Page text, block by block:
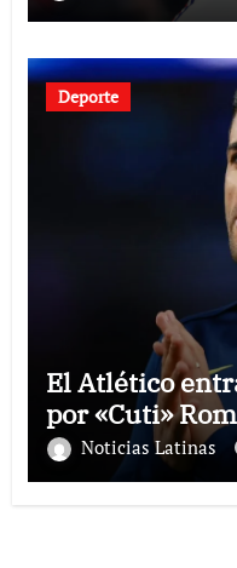
Deporte
El Atlético
por «Cuti»
Noticias Latinas